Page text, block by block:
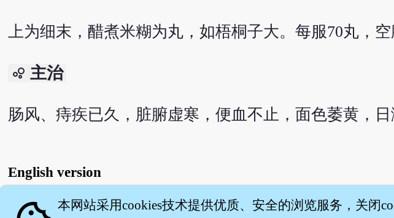
上为细末，醋煮米糊为丸，如梧桐子大。每服70丸，
bubble_chart 主治
肠风、痔疾已久，脏腑虚寒，便血不止，面色萎黄，日
English version
本网站采用cookies技术提供优质、安全的浏览服务，关闭